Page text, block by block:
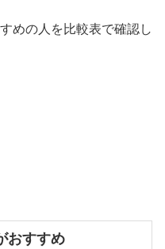
めの人を比較表で確認し
おすすめ